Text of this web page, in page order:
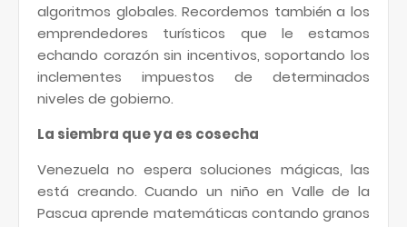
algoritmos globales. Recordemos también a los
emprendedores turísticos que le estamos
echando corazón sin incentivos, soportando los
inclementes impuestos de determinados
niveles de gobierno.
La siembra que ya es cosecha
Venezuela no espera soluciones mágicas, las
está creando. Cuando un niño en Valle de la
Pascua aprende matemáticas contando granos